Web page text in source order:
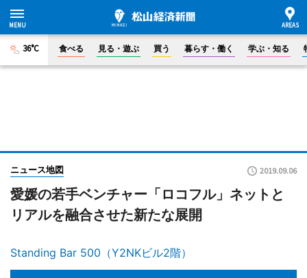
36°C 食べる 見る・遊ぶ 買う 暮らす・働く 学ぶ・知る
ニュース地図 2019.09.06
愛媛の若手ベンチャー「ロコフル」ネットと
リアルを融合させた新たな展開
Standing Bar 500（Y2NKビル2階）